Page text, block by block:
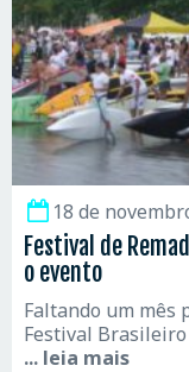
18 de
Festival de
o evento
Faltando um mês
Festival Brasileiro
... leia mais